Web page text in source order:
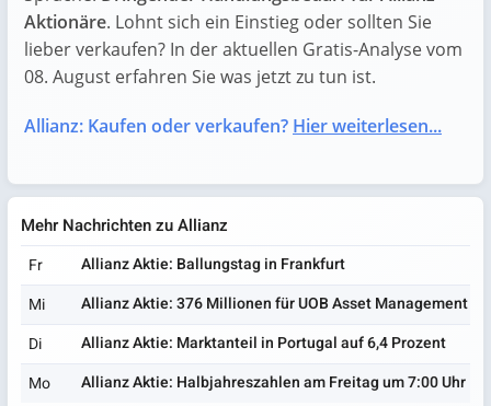
Aktionäre. Lohnt sich ein Einstieg oder sollten Sie
lieber verkaufen? In der aktuellen Gratis-Analyse vom
08. August erfahren Sie was jetzt zu tun ist.
Allianz: Kaufen oder verkaufen? Hier weiterlesen...
Mehr Nachrichten zu Allianz
Fr
Allianz Aktie: Ballungstag in Frankfurt
Mi
Allianz Aktie: 376 Millionen für UOB Asset Management
Di
Allianz Aktie: Marktanteil in Portugal auf 6,4 Prozent
Mo
Allianz Aktie: Halbjahreszahlen am Freitag um 7:00 Uhr